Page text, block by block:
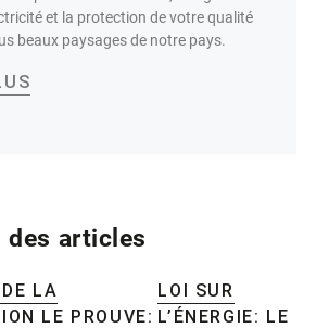
et la protection de votre qualité
beaux paysages de notre pays.
des articles
LA
LE PROUVE:
LOI SUR
L’ÉNERGIE: LE